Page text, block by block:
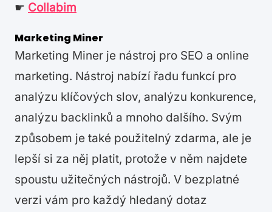
☛ Collabim
Marketing Miner
Marketing Miner je nástroj pro SEO a online
marketing. Nástroj nabízí řadu funkcí pro
analýzu klíčových slov, analýzu konkurence,
analýzu backlinků a mnoho dalšího. Svým
způsobem je také použitelný zdarma, ale je
lepší si za něj platit, protože v něm najdete
spoustu užitečných nástrojů. V bezplatné
verzi vám pro každý hledaný dotaz